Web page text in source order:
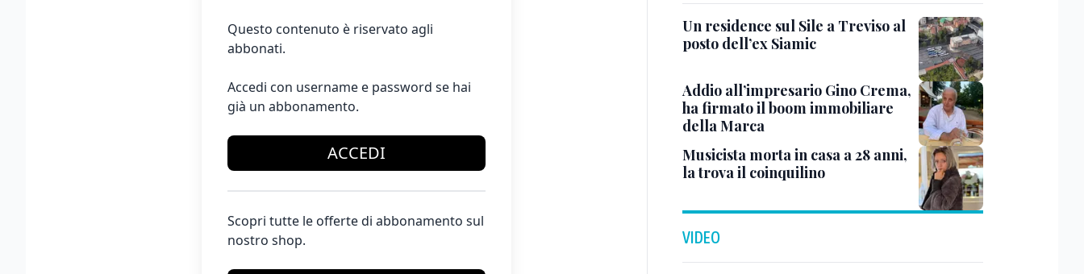
Questo contenuto è riservato agli
abbonati.
Accedi con username e password se hai
già un abbonamento.
ACCEDI
Scopri tutte le offerte di abbonamento sul
nostro shop.
Un residence sul Sile a Treviso al
posto dell’ex Siamic
Addio all’impresario Gino Crema,
ha firmato il boom immobiliare
della Marca
Musicista morta in casa a 28 anni,
la trova il coinquilino
VIDEO